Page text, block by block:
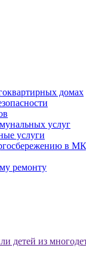
домах
услуг
услуги
в
ремонту
детей из